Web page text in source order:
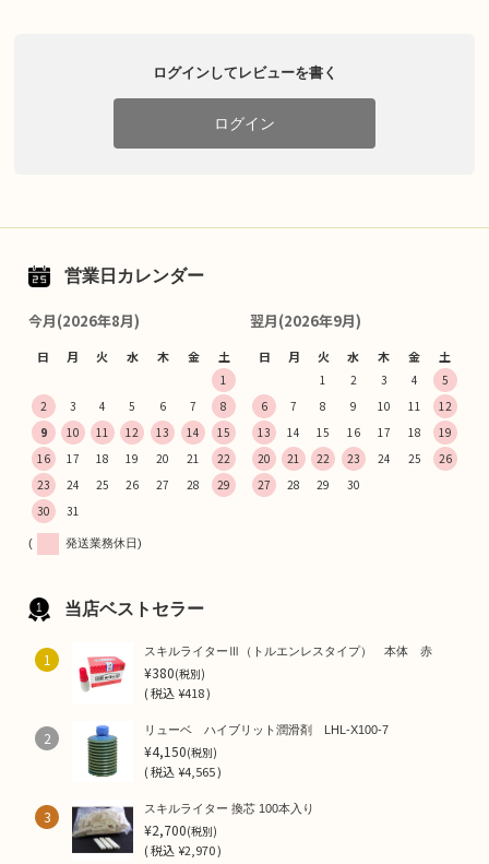
ログインしてレビューを書く
ログイン
営業日カレンダー
今月(2026年8月)
日 月 火 水 木 金 土
1
2
3 4 5 6 7
8
9
10 11 12 13 14
15
16
17 18 19 20 21
22
23
24 25 26 27 28
29
30
31
翌月(2026年9月)
日 月 火 水 木 金 土
1 2 3 4
5
6
7 8 9 10 11
12
13
14 15 16 17 18
19
20
21 22 23 24 25
26
27
28 29 30
( 発送業務休日)
当店ベストセラー
1 スキルライターⅢ（トルエンレスタイプ） 本体 赤
¥380(税別)
(税込¥418 )
2 リューベ ハイブリット潤滑剤 LHL-X100-7
¥4,150(税別)
(税込¥4,565 )
3 スキルライター 換芯 100本入り
¥2,700(税別)
(税込¥2,970 )